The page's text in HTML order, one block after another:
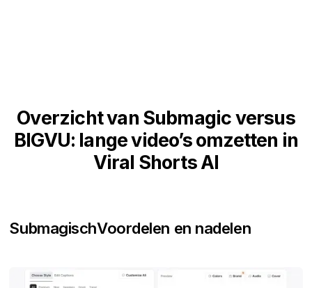
Overzicht van Submagic versus
BIGVU: lange video’s omzetten in
Viral Shorts AI
SubmagischVoordelen en nadelen